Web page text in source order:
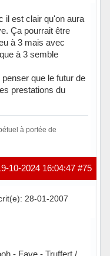
il est clair qu'on aura
Ça pourrait être
à 3 mais avec
à 3 semble
que le futur de
prestations du
à portée de
#75
10-2024 16:04:47
28-01-2007